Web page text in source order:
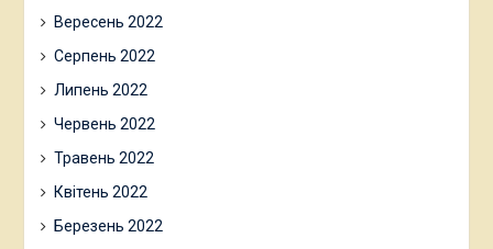
Вересень 2022
Серпень 2022
Липень 2022
Червень 2022
Травень 2022
Квітень 2022
Березень 2022